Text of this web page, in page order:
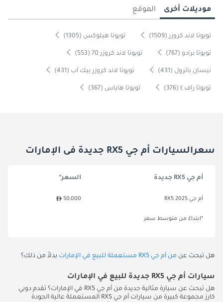
موديلات أخرى الموقع
تويوتا لاند كروزر (1509) تويوتا هيلوكس (1305)
تويوتا برادو (767) تويوتا لاند كروزر 70 (553)
نيسان باترول (431) تويوتا لاند كروزر بيك آب (431)
تويوتا راف ٤ (376) تويوتا هاياس (367)
سعرالسيارات أم جي RX5 جديدة فى الإمارات
أم جي RX5 جديدة السعر*
أم جي RX5 2025 50,000
*ابتداءً من متوسط سعر
هل تبحث عن من أم جي RX5 مستعملة للبيع في الإمارات بدلاً من ذلك؟
سيارات أم جي RX5 جديدة للبيع في الإمارات
هل تبحث عن سيارة مثالية جديدة من أم جي RX5 في الإمارات؟ تقدم دوبي
كارز مجموعة كبيرة من سيارات أم جي RX5 المستعملة عالية الجودة